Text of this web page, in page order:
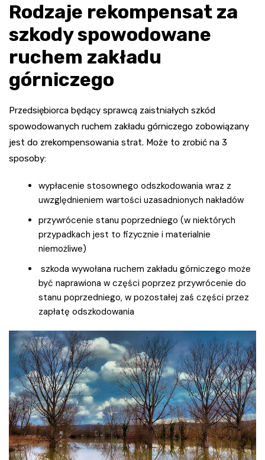
Rodzaje rekompensat za
szkody spowodowane
ruchem zakładu
górniczego
Przedsiębiorca będący sprawcą zaistniałych szkód
spowodowanych ruchem zakładu górniczego zobowiązany
jest do zrekompensowania strat. Może to zrobić na 3
sposoby:
wypłacenie stosownego odszkodowania wraz z
uwzględnieniem wartości uzasadnionych nakładów
przywrócenie stanu poprzedniego (w niektórych
przypadkach jest to fizycznie i materialnie
niemożliwe)
szkoda wywołana ruchem zakładu górniczego może
być naprawiona w części poprzez przywrócenie do
stanu poprzedniego, w pozostałej zaś części przez
zapłatę odszkodowania